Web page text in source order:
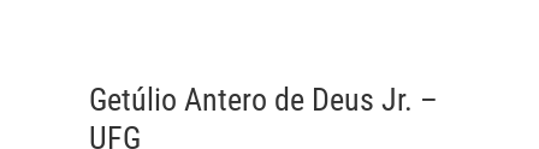
Getúlio Antero de Deus Jr. –
UFG